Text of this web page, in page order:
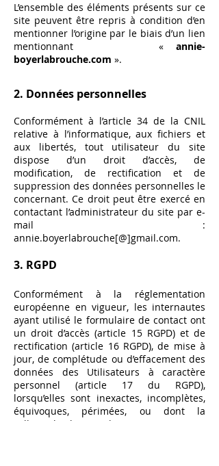
L’ensemble des éléments présents sur ce
site peuvent être repris à condition d’en
mentionner l’origine par le biais d’un lien
mentionnant « annie-
boyerlabrouche.com ».
2. Données personnelles
Conformément à l’article 34 de la CNIL
relative à l’informatique, aux fichiers et
aux libertés, tout utilisateur du site
dispose d’un droit d’accès, de
modification, de rectification et de
suppression des données personnelles le
concernant. Ce droit peut être exercé en
contactant l’administrateur du site par e-
mail :
annie.boyerlabrouche[@]gmail.com.
3. RGPD
Conformément à la réglementation
européenne en vigueur, les internautes
ayant utilisé le formulaire de contact ont
un droit d’accès (article 15 RGPD) et de
rectification (article 16 RGPD), de mise à
jour, de complétude ou d’effacement des
données des Utilisateurs à caractère
personnel (article 17 du RGPD),
lorsqu’elles sont inexactes, incomplètes,
équivoques, périmées, ou dont la
collecte, l’utilisation, la communication ou